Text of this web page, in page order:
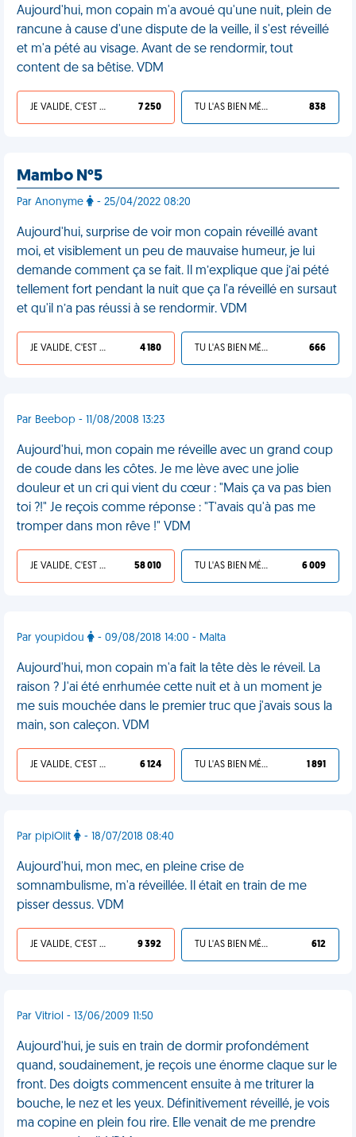
Aujourd'hui, mon copain m'a avoué qu'une nuit, plein de
rancune à cause d'une dispute de la veille, il s'est réveillé
et m'a pété au visage. Avant de se rendormir, tout
content de sa bêtise. VDM
JE VALIDE, C'EST UNE VDM 7 250 TU L'AS BIEN MÉRITÉ 838
Mambo N°5
Par Anonyme - 25/04/2022 08:20
Aujourd'hui, surprise de voir mon copain réveillé avant
moi, et visiblement un peu de mauvaise humeur, je lui
demande comment ça se fait. Il m’explique que j’ai pété
tellement fort pendant la nuit que ça l'a réveillé en sursaut
et qu'il n’a pas réussi à se rendormir. VDM
JE VALIDE, C'EST UNE VDM 4 180 TU L'AS BIEN MÉRITÉ 666
Par Beebop - 11/08/2008 13:23
Aujourd'hui, mon copain me réveille avec un grand coup
de coude dans les côtes. Je me lève avec une jolie
douleur et un cri qui vient du cœur : "Mais ça va pas bien
toi ?!" Je reçois comme réponse : "T'avais qu'à pas me
tromper dans mon rêve !" VDM
JE VALIDE, C'EST UNE VDM 58 010 TU L'AS BIEN MÉRITÉ 6 009
Par youpidou - 09/08/2018 14:00 - Malta
Aujourd'hui, mon copain m'a fait la tête dès le réveil. La
raison ? J'ai été enrhumée cette nuit et à un moment je
me suis mouchée dans le premier truc que j'avais sous la
main, son caleçon. VDM
JE VALIDE, C'EST UNE VDM 6 124 TU L'AS BIEN MÉRITÉ 1 891
Par pipiOlit - 18/07/2018 08:40
Aujourd'hui, mon mec, en pleine crise de
somnambulisme, m'a réveillée. Il était en train de me
pisser dessus. VDM
JE VALIDE, C'EST UNE VDM 9 392 TU L'AS BIEN MÉRITÉ 612
Par Vitriol - 13/06/2009 11:50
Aujourd'hui, je suis en train de dormir profondément
quand, soudainement, je reçois une énorme claque sur le
front. Des doigts commencent ensuite à me triturer la
bouche, le nez et les yeux. Définitivement réveillé, je vois
ma copine en plein fou rire. Elle venait de me prendre